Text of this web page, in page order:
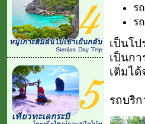
ร
ร
เป็นโ
เป็นก
เติ่มได้
รถบริ